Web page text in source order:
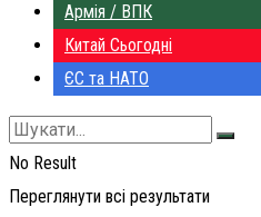
Армія / ВПК
Китай Сьогодні
ЄС та НАТО
No Result
Переглянути всі результати